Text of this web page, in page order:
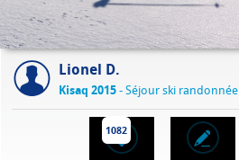
Lionel D.
Kisaq 2015- Séjour ski randonnée
1082